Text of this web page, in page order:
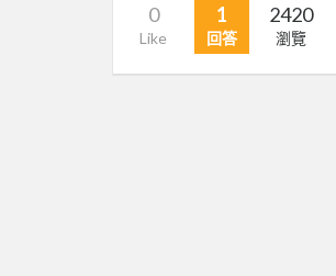
0
Like
1
回答
2420
瀏覽